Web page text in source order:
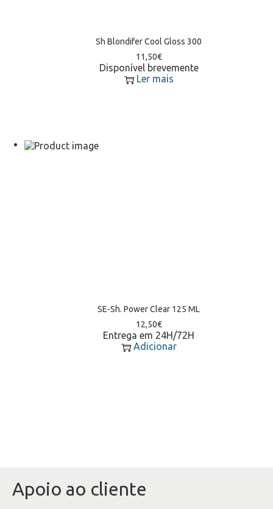
Sh Blondifer Cool Gloss 300
11,50€
Disponível brevemente
Ler mais
SE-Sh. Power Clear 125 ML
12,50€
Entrega em 24H/72H
Adicionar
Apoio ao cliente